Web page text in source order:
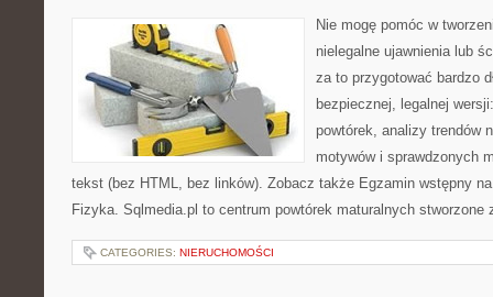
Nie mogę pomóc w
nielegalne ujawnienia lub
za to przygotować bardzo
bezpiecznej, legalnej
powtórek, analizy trendów
motywów i sprawdzonych
tekst (bez HTML, bez linków). Zobacz także Egzamin wstępny
Fizyka. Sqlmedia.pl to centrum powtórek maturalnych
CATEGORIES: NIERUCHOMOŚCI